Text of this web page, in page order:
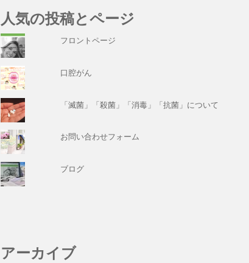
人気の投稿とページ
フロントページ
口腔がん
「滅菌」「殺菌」「消毒」「抗菌」について
お問い合わせフォーム
ブログ
アーカイブ